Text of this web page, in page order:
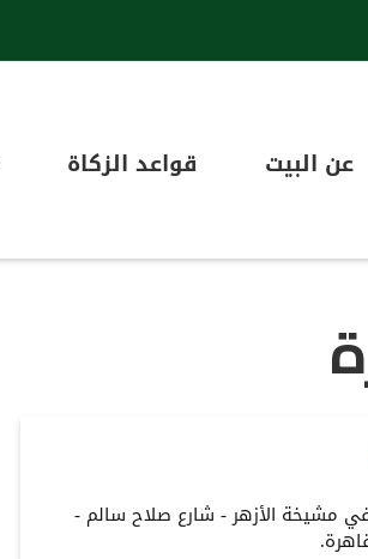
عن البيت قواعد الزكاة
مشيخة الأزهر - شارع صلاح سالم -